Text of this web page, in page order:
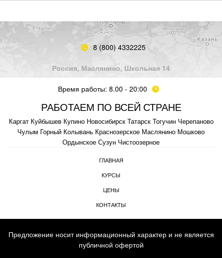
8 (800) 4332225
Россия, Маслянино, Школьная 14
Время работы: 8.00 - 20:00
РАБОТАЕМ ПО ВСЕЙ СТРАНЕ
Каргат Куйбышев Купино Новосибирск Татарск Тогучин Черепаново
Чулым Горный Колывань Краснозерское Маслянино Мошково
Ордынское Сузун Чистоозерное
ГЛАВНАЯ
КУРСЫ
ЦЕНЫ
КОНТАКТЫ
Предложение носит информационный характер и не является
публичной офертой